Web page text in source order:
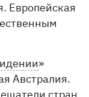
Европейская
»
Австралия.